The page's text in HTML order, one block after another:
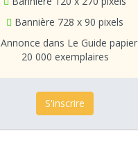
Bannière 728 x 90 pixels
Annonce dans Le Guide papier
20 000 exemplaires
S'inscrire